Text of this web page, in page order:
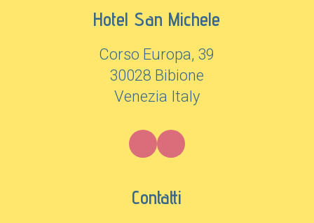
Hotel San Michele
Corso Europa, 39
30028 Bibione
Venezia Italy
Contatti